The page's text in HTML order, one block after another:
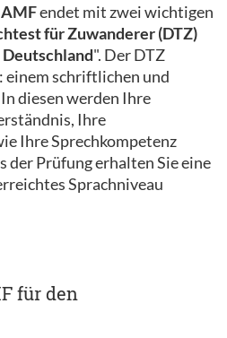
endet mit zwei wichtigen
für Zuwanderer (DTZ)
Deutschland". Der DTZ
einem schriftlichen und
diesen werden Ihre
Ihre
Ihre Sprechkompetenz
der Prüfung erhalten Sie eine
Sprachniveau
für den